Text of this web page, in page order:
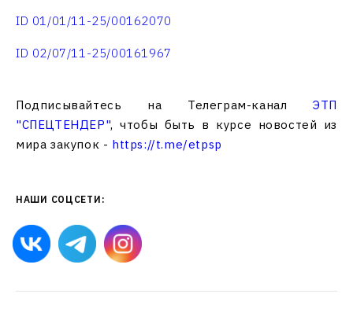
ID 01/01/11-25/00162070
ID 02/07/11-25/00161967
Подписывайтесь на Телеграм-каналЭТП
"СПЕЦТЕНДЕР", чтобы быть в курсе новостей из
мира закупок - https://t.me/etpsp
НАШИ СОЦСЕТИ: